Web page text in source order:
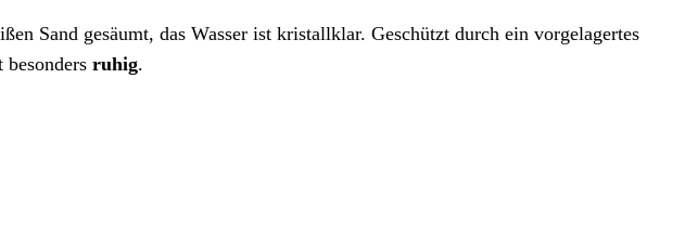
Sand gesäumt, das Wasser ist kristallklar. Geschützt durch ein vorgelagertes
ruhig.